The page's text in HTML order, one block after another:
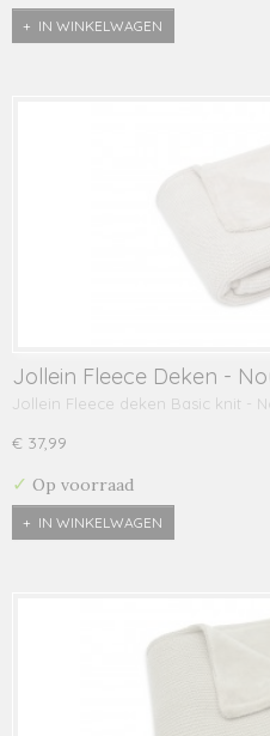
IN WINKELWAGEN
Jollein Fleece Deken -
Jollein Fleece deken Basic knit -
€ 37,99
✓ Op voorraad
IN WINKELWAGEN